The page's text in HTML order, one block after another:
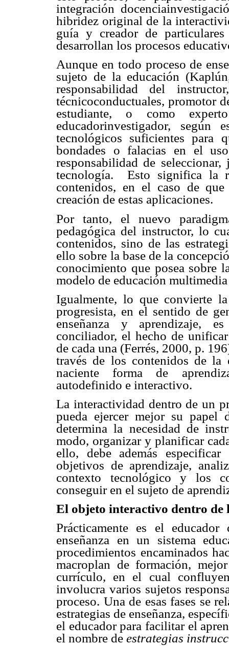
integración
hibridez original de la
guía y creador de
desarrollan los procesos
Aunque en todo proceso de
sujeto de la educación
responsabilidad del
técnicoconductuales, promotor
estudiante, o como
educadorinvestigador,
tecnológicos suficientes para
bondades o falacias en el
responsabilidad de
tecnología. Esto significa la
contenidos, en el caso de que
creación de estas aplicaciones.
Por tanto, el nuevo
pedagógica del instructor, lo
contenidos, sino de las
ello sobre la base de la
conocimiento que posea sobre
modelo de educación
Igualmente, lo que convierte
progresista, en el sentido de
enseñanza y aprendizaje,
conciliador, el hecho de
de cada una (Ferrés, 2000, p.
través de los contenidos de la
naciente forma de
autodefinido e interactivo.
La interactividad dentro de un
pueda ejercer mejor su papel
determina la necesidad de
modo, organizar y planificar
ello, debe además
objetivos de aprendizaje,
contexto tecnológico y los
conseguir en el sujeto de
El objeto interactivo dentro de
Prácticamente es el
enseñanza en un sistema
procedimientos encaminados
macroplan de formación,
currículo, en el cual
involucra varios sujetos
proceso. Una de esas fases se
estrategias de enseñanza,
el educador para facilitar el
el nombre de estrategias